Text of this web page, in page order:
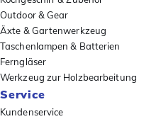
Outdoor & Gear
Äxte & Gartenwerkzeug
Taschenlampen & Batterien
Ferngläser
Werkzeug zur Holzbearbeitung
Service
Kundenservice